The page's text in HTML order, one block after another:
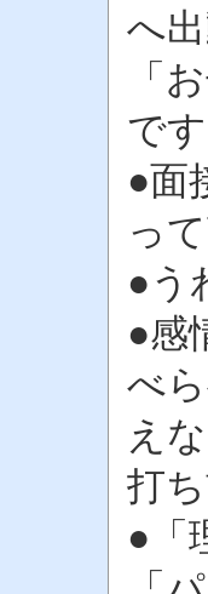
へ
「
で
●面
っ
●う
●感
べ
え
打
●「